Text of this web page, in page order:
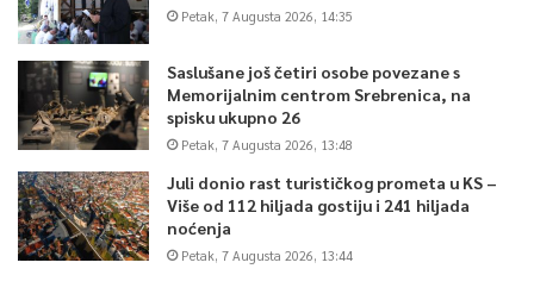
Petak, 7 Augusta 2026, 14:35
Saslušane još četiri osobe povezane s
Memorijalnim centrom Srebrenica, na
spisku ukupno 26
Petak, 7 Augusta 2026, 13:48
Juli donio rast turističkog prometa u KS –
Više od 112 hiljada gostiju i 241 hiljada
noćenja
Petak, 7 Augusta 2026, 13:44